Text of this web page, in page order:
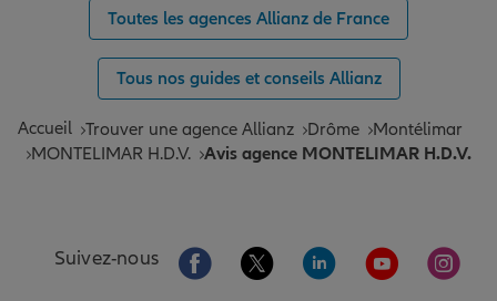
Toutes les agences Allianz de France
Tous nos guides et conseils Allianz
Accueil Trouver une agence Allianz Drôme
Montélimar
MONTELIMAR H.D.V. Avis agence MONTELIMAR H.D.V.
Suivez-nous Aller sur la page Facebook de Allianz
Aller sur la page Twitter de
Aller sur la page
Aller sur la
Aller